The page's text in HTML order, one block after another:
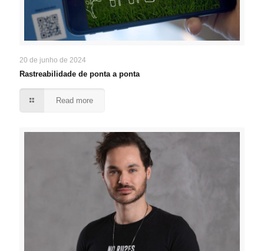
20 de junho de 2024
Rastreabilidade de ponta a ponta
Read more